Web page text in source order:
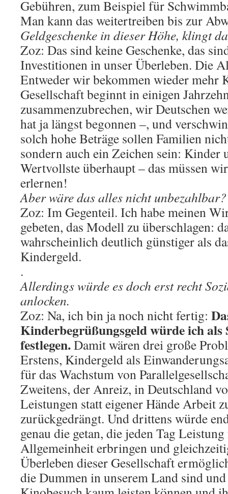
Gebühren, zum Beispiel für
Man kann das weitertreiben bis zur
Geldgeschenke in dieser Höhe, klingt
Zoz: Das sind keine Geschenke, das
Investitionen in unser Überleben. Die
Entweder wir bekommen wieder mehr
Gesellschaft beginnt in einigen
zusammenzubrechen, wir Deutschen
hat ja längst begonnen –, und
solch hohe Beträge sollen Familien
sondern auch ein Zeichen sein: Kinder
Wertvollste überhaupt – das müssen
erlernen!
Aber wäre das alles nicht unbezahlbar?
Zoz: Im Gegenteil. Ich habe meinen
gebeten, das Modell zu überschlagen:
wahrscheinlich deutlich günstiger als
Kindergeld.
.
Allerdings würde es doch erst recht
anlocken.
Zoz: Na, ich bin ja noch nicht fertig:
Kinderbegrüßungsgeld würde ich
festlegen.Damit wären drei große
Erstens, Kindergeld als
für das Wachstum von
Zweitens, der Anreiz, in Deutschland
Leistungen statt eigener Hände Arbeit
zurückgedrängt. Und drittens würde
genau die getan, die jeden Tag
Allgemeinheit erbringen und
Überleben dieser Gesellschaft
die Dummen in unserem Land sind